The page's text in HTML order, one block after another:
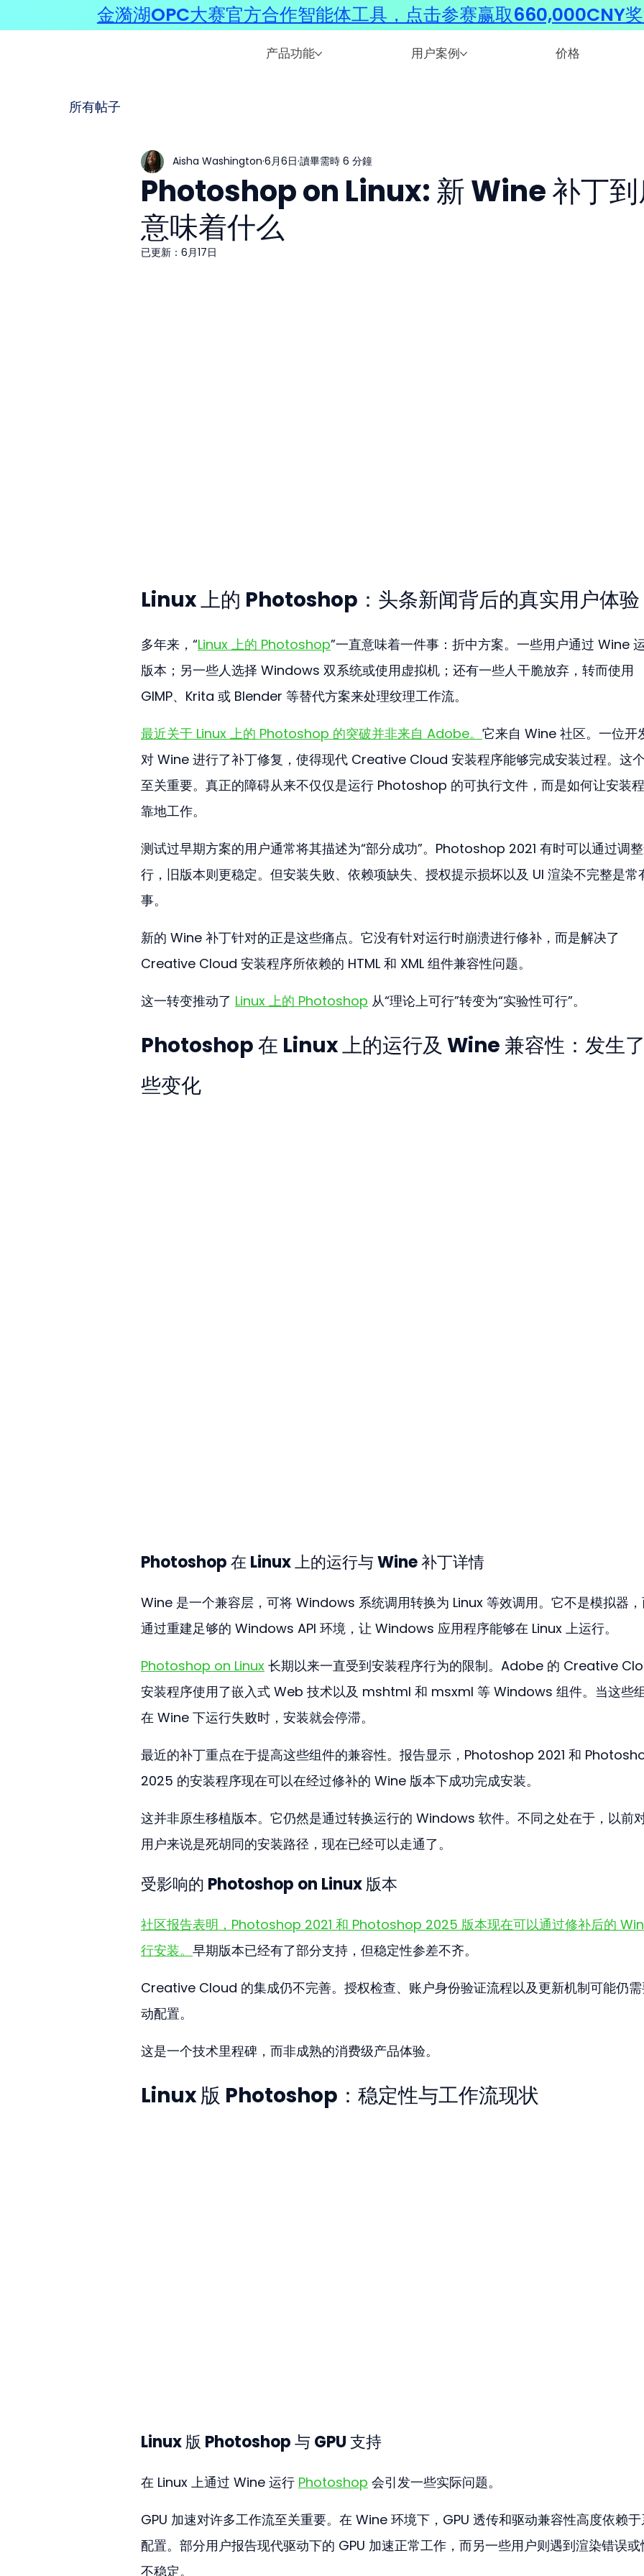
产品功能 用户案例 价格
所有帖子
Photoshop on Linux: 新 Wine 补丁
意味着什么
Aisha Washington 6月6日 讀畢需時 6 分鐘
已更新： 6月17日
Linux 上的 Photoshop：头条新闻背后的真实用户体验
多年来，“Linux 上的 Photoshop”一直意味着一件事：折中方案。一些用户通过 Wine
版本；另一些人选择 Windows 双系统或使用虚拟机；还有一些人干脆放弃，转而使用
GIMP、Krita 或 Blender 等替代方案来处理纹理工作流。
最近关于 Linux 上的 Photoshop 的突破并非来自 Adobe。 它来自 Wine 社区。一位开
对 Wine 进行了补丁修复，使得现代 Creative Cloud 安装程序能够完成安装过程。这
至关重要。真正的障碍从来不仅仅是运行 Photoshop 的可执行文件，而是如何让安装
靠地工作。
测试过早期方案的用户通常将其描述为“部分成功”。Photoshop 2021 有时可以通过调
行，旧版本则更稳定。但安装失败、依赖项缺失、授权提示损坏以及 UI 渲染不完整是常
事。
新的 Wine 补丁针对的正是这些痛点。它没有针对运行时崩溃进行修补，而是解决了
Creative Cloud 安装程序所依赖的 HTML 和 XML 组件兼容性问题。
这一转变推动了 Linux 上的 Photoshop 从“理论上可行”转变为“实验性可行”。
Photoshop 在 Linux 上的运行及 Wine 兼容性：发生
些变化
Photoshop 在 Linux 上的运行与 Wine 补丁详情
Wine 是一个兼容层，可将 Windows 系统调用转换为 Linux 等效调用。它不是模拟器
通过重建足够的 Windows API 环境，让 Windows 应用程序能够在 Linux 上运行。
Photoshop on Linux 长期以来一直受到安装程序行为的限制。Adobe 的 Creative
安装程序使用了嵌入式 Web 技术以及 mshtml 和 msxml 等 Windows 组件。当这些
在 Wine 下运行失败时，安装就会停滞。
最近的补丁重点在于提高这些组件的兼容性。报告显示，Photoshop 2021 和
2025 的安装程序现在可以在经过修补的 Wine 版本下成功完成安装。
这并非原生移植版本。它仍然是通过转换运行的 Windows 软件。不同之处在于，以前
用户来说是死胡同的安装路径，现在已经可以走通了。
受影响的 Photoshop on Linux 版本
社区报告表明，Photoshop 2021 和 Photoshop 2025 版本现在可以通过修补后的
行安装。 早期版本已经有了部分支持，但稳定性参差不齐。
Creative Cloud 的集成仍不完善。授权检查、账户身份验证流程以及更新机制可能仍
动配置。
这是一个技术里程碑，而非成熟的消费级产品体验。
Linux 版 Photoshop：稳定性与工作流现状
Linux 版 Photoshop 与 GPU 支持
在 Linux 上通过 Wine 运行 Photoshop 会引发一些实际问题。
GPU 加速对许多工作流至关重要。在 Wine 环境下，GPU 透传和驱动兼容性高度依赖
配置。部分用户报告现代驱动下的 GPU 加速正常工作，而另一些用户则遇到渲染错误或
不稳定。
金漪湖OPC大赛官方合作智能体工具，点击参赛赢取660,000CNY